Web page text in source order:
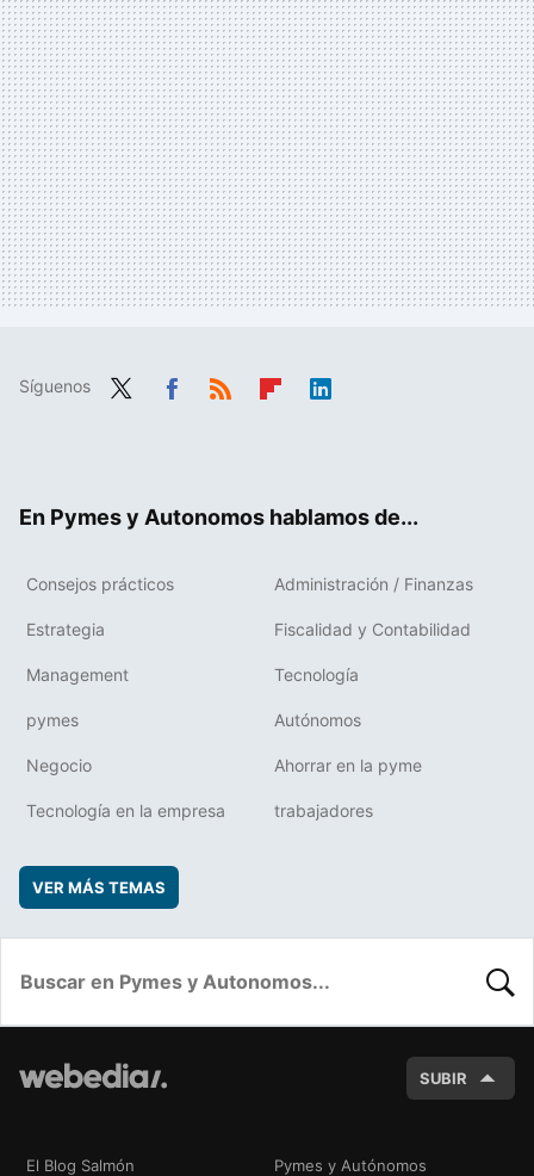
Síguenos
En Pymes y Autonomos hablamos de...
Consejos prácticos Administración / Finanzas
Estrategia Fiscalidad y Contabilidad
Management Tecnología
pymes Autónomos
Negocio Ahorrar en la pyme
Tecnología en la empresa trabajadores
VER MÁS TEMAS
SUBIR
El Blog Salmón Pymes y Autónomos